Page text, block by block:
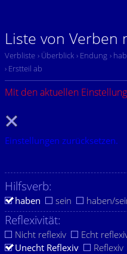
Liste von Verben
Verbliste › Überblick › Endung ›
› Erstteil ab
Mit den aktuellen
Einstellungen zurücksetzen.
Hilfsverb:
haben sein haben/
Reflexivität:
Nicht reflexiv
Echt
Unecht Reflexiv
Reflexiv